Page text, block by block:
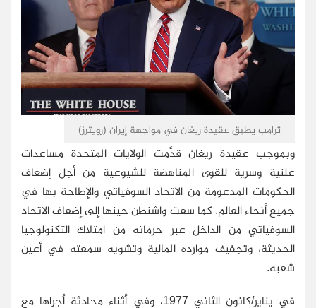
ترامب يطبق عقيدة ريغان في مواجهة إيران (رويترز)
وبموجب عقيدة ريغان قدَّمت الولايات المتحدة مساعدات
علنية وسرية للقوى المناهضة للشيوعية من أجل إضعاف
الحكومات المدعومة من الاتحاد السوفياتي والإطاحة بها في
جميع أنحاء العالم. كما سعت واشنطن حينها إلى إضعاف الاتحاد
السوفياتي من الداخل عبر حرمانه من امتلاك التكنولوجيا
الحديثة، وتجفيف موارده المالية وتشويه سمعته في أعين
شعبه.
في يناير/كانون الثاني 1977، وفي أثناء محادثة أجراها مع